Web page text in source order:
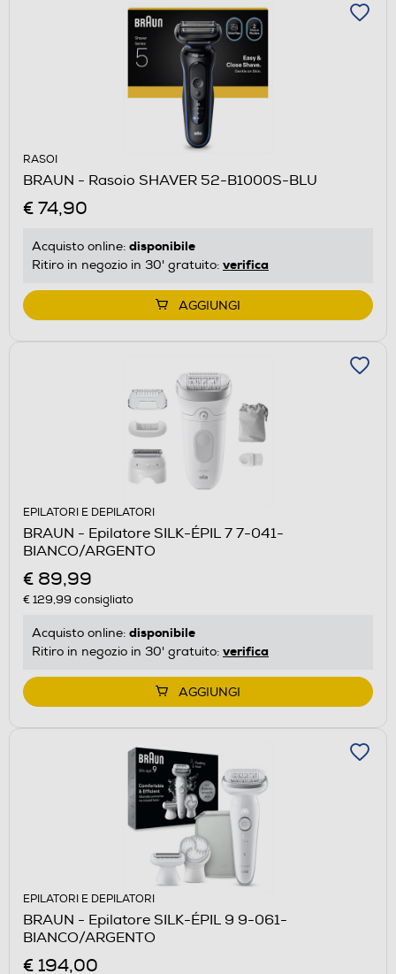
RASOI
BRAUN - Rasoio SHAVER 52-B1000S-BLU
€ 74,90
Acquisto online: disponibile
Ritiro in negozio in 30' gratuito: verifica
AGGIUNGI
EPILATORI E DEPILATORI
BRAUN - Epilatore SILK-ÉPIL 7 7-041-
BIANCO/ARGENTO
€ 89,99
€ 129,99 consigliato
Acquisto online: disponibile
Ritiro in negozio in 30' gratuito: verifica
AGGIUNGI
EPILATORI E DEPILATORI
BRAUN - Epilatore SILK-ÉPIL 9 9-061-
BIANCO/ARGENTO
€ 194,00